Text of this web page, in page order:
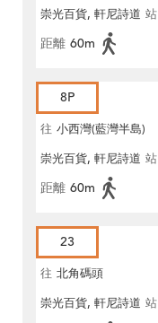
崇光百貨, 軒尼詩道 站
距離 60m
8P
往 小西灣(藍灣半島)
崇光百貨, 軒尼詩道 站
距離 60m
23
往 北角碼頭
崇光百貨, 軒尼詩道 站